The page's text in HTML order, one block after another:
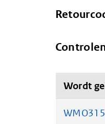
Wordt